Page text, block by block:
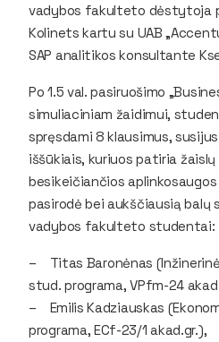
vadybos fakulteto dėstytoja
Kolinets kartu su UAB
SAP analitikos konsultante
Po 1.5 val. pasiruošimo
simuliaciniam žaidimui,
spręsdami 8 klausimus,
iššūkiais, kuriuos patiria
besikeičiančios
pasirodė bei aukščiausią balų
vadybos fakulteto studentai:
– Titas Baronėnas
stud. programa, VPfm-24
– Emilis Kadziauskas
programa, ECf-23/1 akad.gr.),